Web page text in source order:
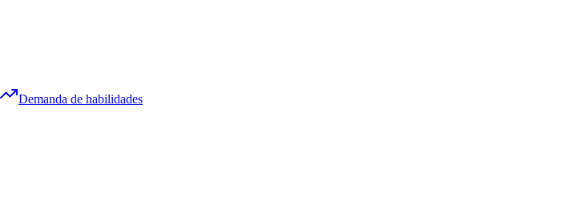
Demanda de habilidades